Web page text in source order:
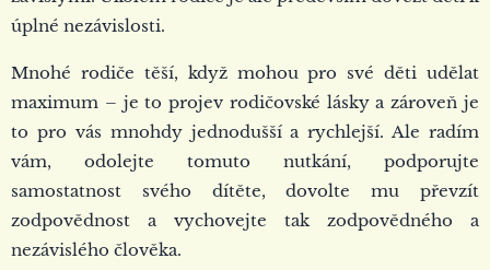
úplné nezávislosti.
Mnohé rodiče těší, když mohou pro své děti udělat
maximum – je to projev rodičovské lásky a zároveň je
to pro vás mnohdy jednodušší a rychlejší. Ale radím
vám, odolejte tomuto nutkání, podporujte
samostatnost svého dítěte, dovolte mu převzít
zodpovědnost a vychovejte tak zodpovědného a
nezávislého člověka.